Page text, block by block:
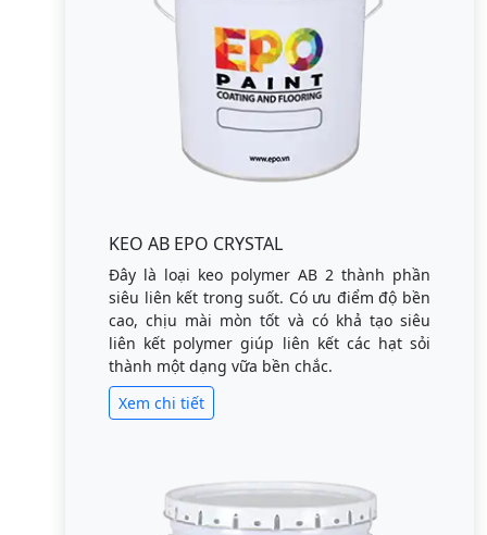
KEO AB EPO CRYSTAL
Đây là loại keo polymer AB 2 thành phần
siêu liên kết trong suốt. Có ưu điểm độ bền
cao, chịu mài mòn tốt và có khả tạo siêu
liên kết polymer giúp liên kết các hạt sỏi
thành một dạng vữa bền chắc.
Xem chi tiết